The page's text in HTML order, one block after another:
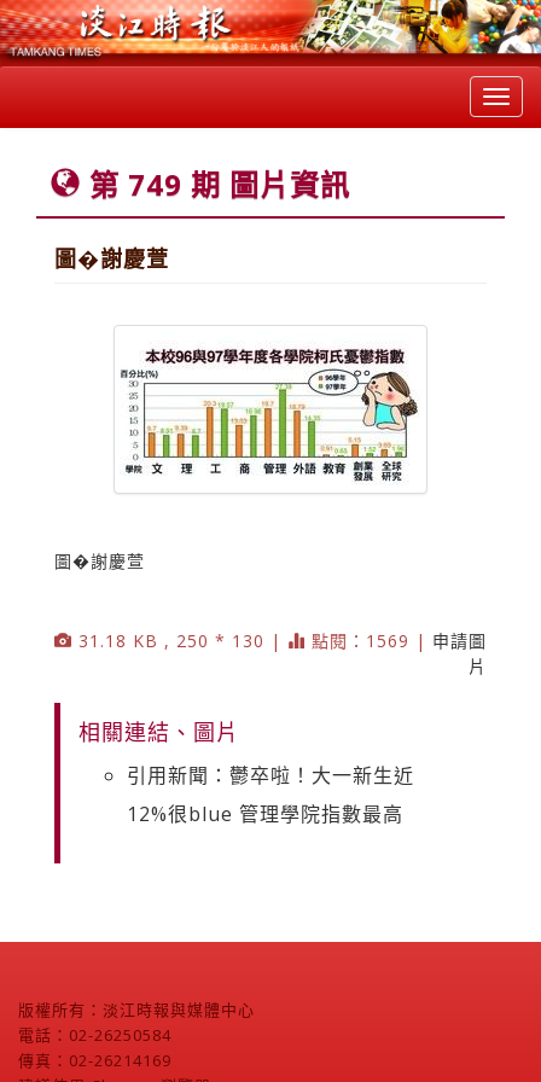
第 749 期 圖片資訊
圖�謝慶萱
圖�謝慶萱
31.18 KB , 250 * 130 | 點閱：1569 | 申請圖
片
相關連結、圖片
引用新聞：鬱卒啦！大一新生近
12%很blue 管理學院指數最高
版權所有：淡江時報與媒體中心
電話：02-26250584
傳真：02-26214169